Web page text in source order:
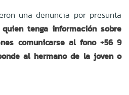
una denuncia por presunta
tenga información sobre
comunicarse al fono +56 9
al hermano de la joven o